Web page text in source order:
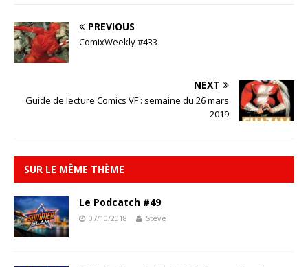
PREVIOUS
ComixWeekly #433
NEXT
Guide de lecture Comics VF : semaine du 26 mars
2019
SUR LE MÊME THÈME
Le Podcatch #49
07/10/2018 Steve